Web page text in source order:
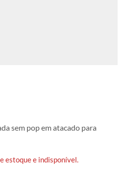
sem pop em atacado para
estoque e indisponível.